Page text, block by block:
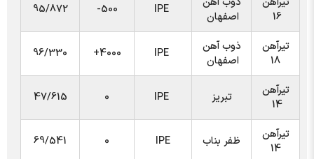
16
اصفهان
500-
95/872
تیرآهن
18
ذوب آهن
اصفهان
4000+
96/330
تیرآهن
14
تبریز 0
47/615
تیرآهن
14
ظفر بناب IPE
0
69/541